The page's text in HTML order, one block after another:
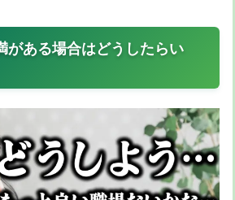
がある場合はどうしたらい